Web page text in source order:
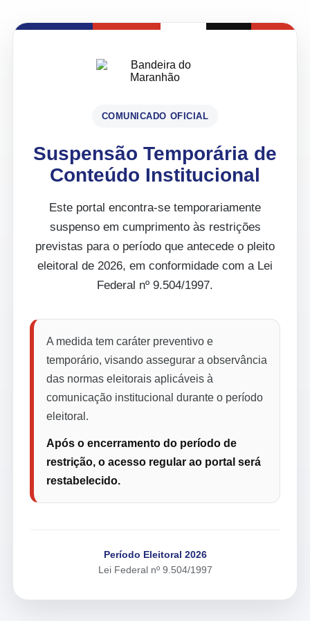
COMUNICADO OFICIAL
Suspensão Temporária de
Conteúdo Institucional
Este portal encontra-se temporariamente
suspenso em cumprimento às restrições
previstas para o período que antecede o pleito
eleitoral de 2026, em conformidade com a Lei
Federal nº 9.504/1997.
A medida tem caráter preventivo e
temporário, visando assegurar a observância
das normas eleitorais aplicáveis à
comunicação institucional durante o período
eleitoral.
Após o encerramento do período de
restrição, o acesso regular ao portal será
restabelecido.
Período Eleitoral 2026
Lei Federal nº 9.504/1997